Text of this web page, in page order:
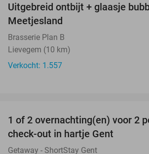
Uitgebreid ontbijt + glaasje
Meetjesland
Brasserie Plan B
Lievegem (10 km)
Verkocht: 1.557
1 of 2 overnachting(en) voor 2
check-out in hartje Gent
Getaway - ShortStay Gent